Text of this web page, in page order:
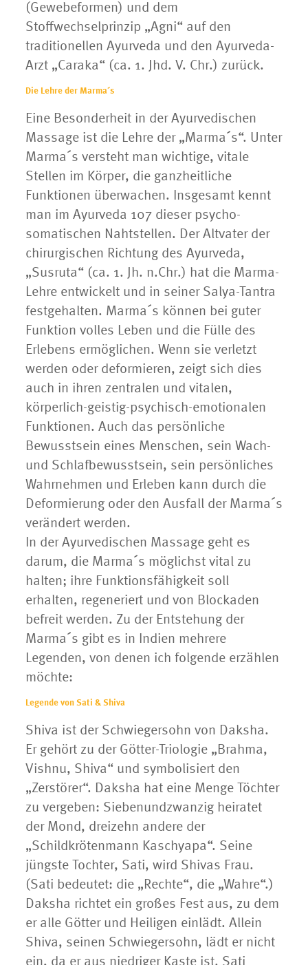
(Gewebeformen) und dem
Stoffwechselprinzip „Agni“ auf den
traditionellen Ayurveda und den Ayurveda-
Arzt „Caraka“ (ca. 1. Jhd. V. Chr.) zurück.
Die Lehre der Marma´s
Eine Besonderheit in der Ayurvedischen
Massage ist die Lehre der „Marma´s“. Unter
Marma´s versteht man wichtige, vitale
Stellen im Körper, die ganzheitliche
Funktionen überwachen. Insgesamt kennt
man im Ayurveda 107 dieser psycho-
somatischen Nahtstellen. Der Altvater der
chirurgischen Richtung des Ayurveda,
„Susruta“ (ca. 1. Jh. n.Chr.) hat die Marma-
Lehre entwickelt und in seiner Salya-Tantra
festgehalten. Marma´s können bei guter
Funktion volles Leben und die Fülle des
Erlebens ermöglichen. Wenn sie verletzt
werden oder deformieren, zeigt sich dies
auch in ihren zentralen und vitalen,
körperlich-geistig-psychisch-emotionalen
Funktionen. Auch das persönliche
Bewusstsein eines Menschen, sein Wach-
und Schlafbewusstsein, sein persönliches
Wahrnehmen und Erleben kann durch die
Deformierung oder den Ausfall der Marma´s
verändert werden.
In der Ayurvedischen Massage geht es
darum, die Marma´s möglichst vital zu
halten; ihre Funktionsfähigkeit soll
erhalten, regeneriert und von Blockaden
befreit werden. Zu der Entstehung der
Marma´s gibt es in Indien mehrere
Legenden, von denen ich folgende erzählen
möchte:
Legende von Sati & Shiva
Shiva ist der Schwiegersohn von Daksha.
Er gehört zu der Götter-Triologie „Brahma,
Vishnu, Shiva“ und symbolisiert den
„Zerstörer“. Daksha hat eine Menge Töchter
zu vergeben: Siebenundzwanzig heiratet
der Mond, dreizehn andere der
„Schildkrötenmann Kaschyapa“. Seine
jüngste Tochter, Sati, wird Shivas Frau.
(Sati bedeutet: die „Rechte“, die „Wahre“.)
Daksha richtet ein großes Fest aus, zu dem
er alle Götter und Heiligen einlädt. Allein
Shiva, seinen Schwiegersohn, lädt er nicht
ein, da er aus niedriger Kaste ist. Sati